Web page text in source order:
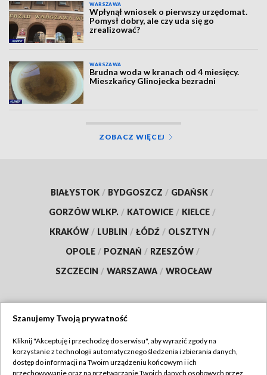
WARSZAWA
Wpłynął wniosek o pierwszy urzędomat.
Pomysł dobry, ale czy uda się go
zrealizować?
WARSZAWA
Brudna woda w kranach od 4 miesięcy.
Mieszkańcy Glinojecka bezradni
ZOBACZ WIĘCEJ
BIAŁYSTOK / BYDGOSZCZ / GDAŃSK /
GORZÓW WLKP. / KATOWICE / KIELCE /
KRAKÓW / LUBLIN / ŁÓDŹ / OLSZTYN /
OPOLE / POZNAŃ / RZESZÓW /
SZCZECIN / WARSZAWA / WROCŁAW
TVP
Szanujemy Twoją prywatność
Kliknij "Akceptuję i przechodzę do serwisu", aby wyrazić zgody na
korzystanie z technologii automatycznego śledzenia i zbierania danych,
dostęp do informacji na Twoim urządzeniu końcowym i ich
przechowywanie oraz na przetwarzanie Twoich danych osobowych przez